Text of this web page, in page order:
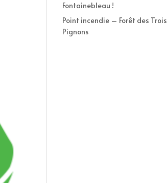
Fontainebleau !
Point incendie – Forêt des Trois
Pignons